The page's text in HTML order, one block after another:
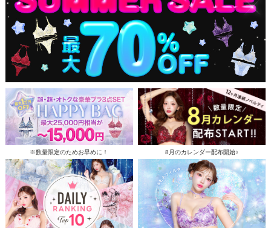
※数量限定のためお早めに！ 8月のカレンダー配布開始♪